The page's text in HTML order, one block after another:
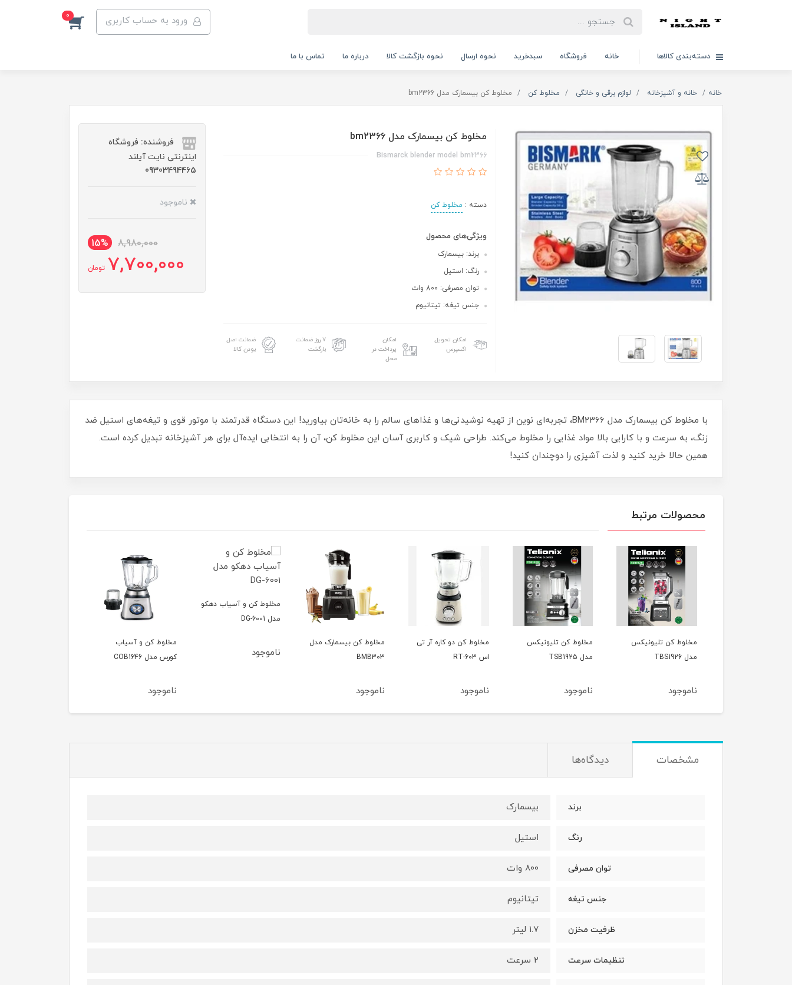
ورود به حساب کاربری 0
دسته‌بندی کالاها خانه فروشگاه سبدخرید نحوه ارسال نحوه بازگشت کالا درباره ما تماس با ما
خانه خانه و آشپزخانه لوازم برقی و خانگی مخلوط کن مخلوط کن بیسمارک مدل bm2366
مخلوط کن بیسمارک مدل bm2366
Bismarck blender model bm2366
دسته : مخلوط کن
ویژگی‌های محصول
برند: بیسمارک
رنگ: استیل
توان مصرفی: 800 وات
جنس تیغه: تیتانیوم
امکان تحویل
اکسپرس
امکان
پرداخت در
محل
۷ روز ضمانت
بازگشت
ضمانت اصل
بودن کالا
فروشنده: فروشگاه
اینترنتی نایت آیلند
09303494465
ناموجود
8,980,000
15%
7,700,000 تومان
با مخلوط کن بیسمارک مدل BM2366، تجربه‌ای نوین از تهیه نوشیدنی‌ها و غذاهای سالم را به خانه‌تان بیاورید! این دستگاه قدرتمند با موتور قوی و تیغه‌های استیل ضد
زنگ، به سرعت و با کارایی بالا مواد غذایی را مخلوط می‌کند. طراحی شیک و کاربری آسان این مخلوط کن، آن را به انتخابی ایده‌آل برای هر آشپزخانه تبدیل کرده است.
همین حالا خرید کنید و لذت آشپزی را دوچندان کنید!
محصولات مرتبط
مخلوط کن تلیونیکس
مدل TBS1926
ناموجود
مخلوط کن تلیونیکس
مدل TSB1925
ناموجود
مخلوط کن دو کاره آر تی
اس 603-RT
ناموجود
مخلوط‌ کن بیسمارک مدل
BMB303
ناموجود
مخلوط کن و آسیاب دهکو
مدل DG-6001
ناموجود
مخلوط کن و آسیاب
کورس مدل COB1646
ناموجود
مشخصات دیدگاه‌ها
برند بیسمارک
رنگ استیل
توان مصرفی 800 وات
جنس تیغه تیتانیوم
ظرفیت مخزن 1.7 لیتر
تنظیمات سرعت 2 سرعت